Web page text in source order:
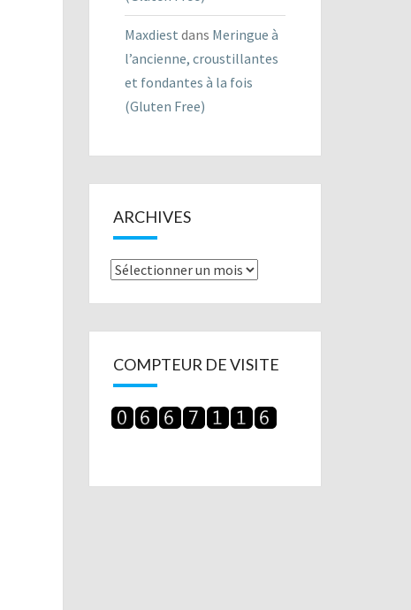
Maxdiest dans Meringue à
l’ancienne, croustillantes
et fondantes à la fois
(Gluten Free)
ARCHIVES
Archives
COMPTEUR DE VISITE